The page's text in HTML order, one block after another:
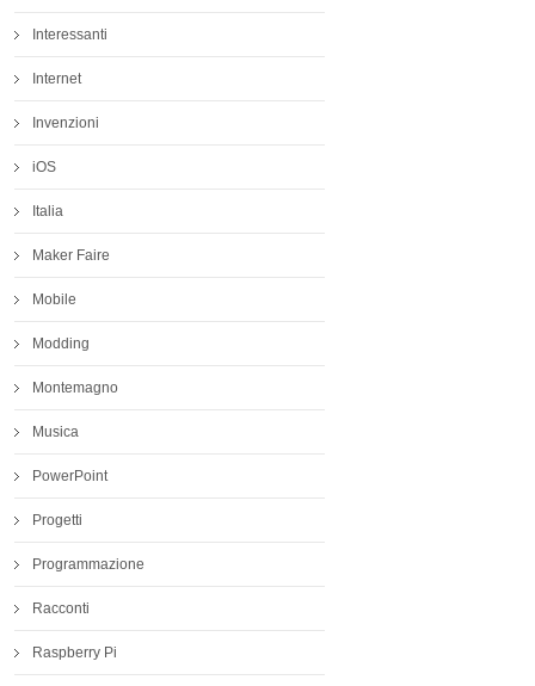
Interessanti
Internet
Invenzioni
iOS
Italia
Maker Faire
Mobile
Modding
Montemagno
Musica
PowerPoint
Progetti
Programmazione
Racconti
Raspberry Pi